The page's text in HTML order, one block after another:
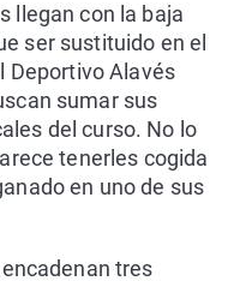
llegan con la baja
ser sustituido en el
Deportivo Alavés
sumar sus
del curso. No lo
tenerles cogida
en uno de sus
tres